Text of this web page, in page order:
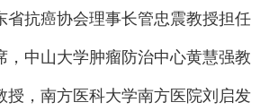
省抗癌协会理事长管忠震教授担任
，中山大学肿瘤防治中心黄慧强教
授，南方医科大学南方医院刘启发